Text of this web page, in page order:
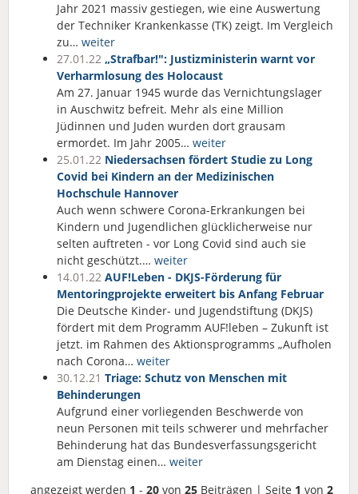
Jahr 2021 massiv gestiegen, wie eine Auswertung
der Techniker Krankenkasse (TK) zeigt. Im Vergleich
zu… weiter
27.01.22 „Strafbar!": Justizministerin warnt vor
Verharmlosung des Holocaust
Am 27. Januar 1945 wurde das Vernichtungslager
in Auschwitz befreit. Mehr als eine Million
Jüdinnen und Juden wurden dort grausam
ermordet. Im Jahr 2005… weiter
25.01.22 Niedersachsen fördert Studie zu Long
Covid bei Kindern an der Medizinischen
Hochschule Hannover
Auch wenn schwere Corona-Erkrankungen bei
Kindern und Jugendlichen glücklicherweise nur
selten auftreten - vor Long Covid sind auch sie
nicht geschützt.… weiter
14.01.22 AUF!Leben - DKJS-Förderung für
Mentoringprojekte erweitert bis Anfang Februar
Die Deutsche Kinder- und Jugendstiftung (DKJS)
fördert mit dem Programm AUF!leben – Zukunft ist
jetzt. im Rahmen des Aktionsprogramms „Aufholen
nach Corona… weiter
30.12.21 Triage: Schutz von Menschen mit
Behinderungen
Aufgrund einer vorliegenden Beschwerde von
neun Personen mit teils schwerer und mehrfacher
Behinderung hat das Bundesverfassungsgericht
am Dienstag einen… weiter
angezeigt werden 1 - 20 von 25 Beiträgen | Seite 1 von 2